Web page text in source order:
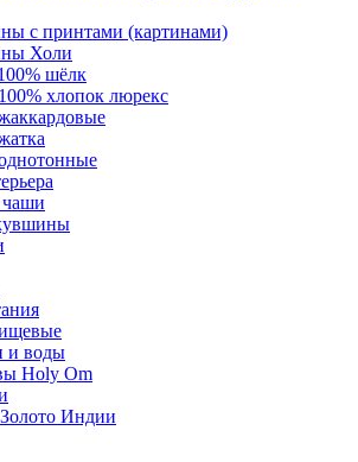
с принтами (картинами)
Холи
шёлк
хлопок люрекс
и воды
Holy Om
Индии